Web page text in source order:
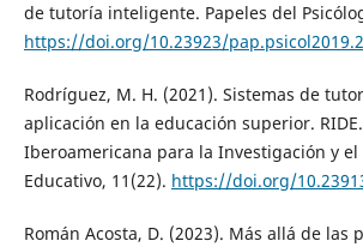
de tutoría inteligente. Papeles del
https://doi.org/10.23923/
Rodríguez, M. H. (2021). Sistemas de
aplicación en la educación superior.
Iberoamericana para la Investigación y el
Educativo, 11(22). https://doi.org/
Román Acosta, D. (2023). Más allá de las